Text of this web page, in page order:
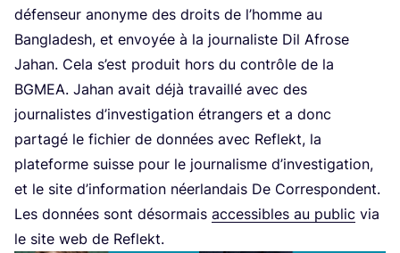
défen­seur ano­nyme des droits de l’homme au
Ban­gla­desh, et envoyée à la jour­na­liste Dil Afrose
Jahan. Cela s’est pro­duit hors du contrôle de la
BGMEA. Jahan avait déjà tra­vaillé avec des
jour­na­listes d’in­ves­ti­ga­tion étran­gers et a donc
par­ta­gé le fichier de don­nées avec Reflekt, la
pla­te­forme suisse pour le jour­na­lisme d’in­ves­ti­ga­tion,
et le site d’in­for­ma­tion néer­lan­dais De Cor­res­pondent.
Les don­nées sont désor­mais acces­sibles au public via
le site web de Reflekt.